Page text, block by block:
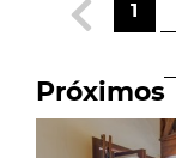
1
Próximos
page